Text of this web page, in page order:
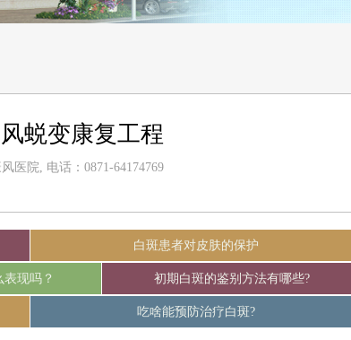
蜕变康复工程
医院, 电话：0871-64174769
白斑患者对皮肤的保护
现吗？ 初期白斑的鉴别方法有哪些?
吃啥能预防治疗白斑?